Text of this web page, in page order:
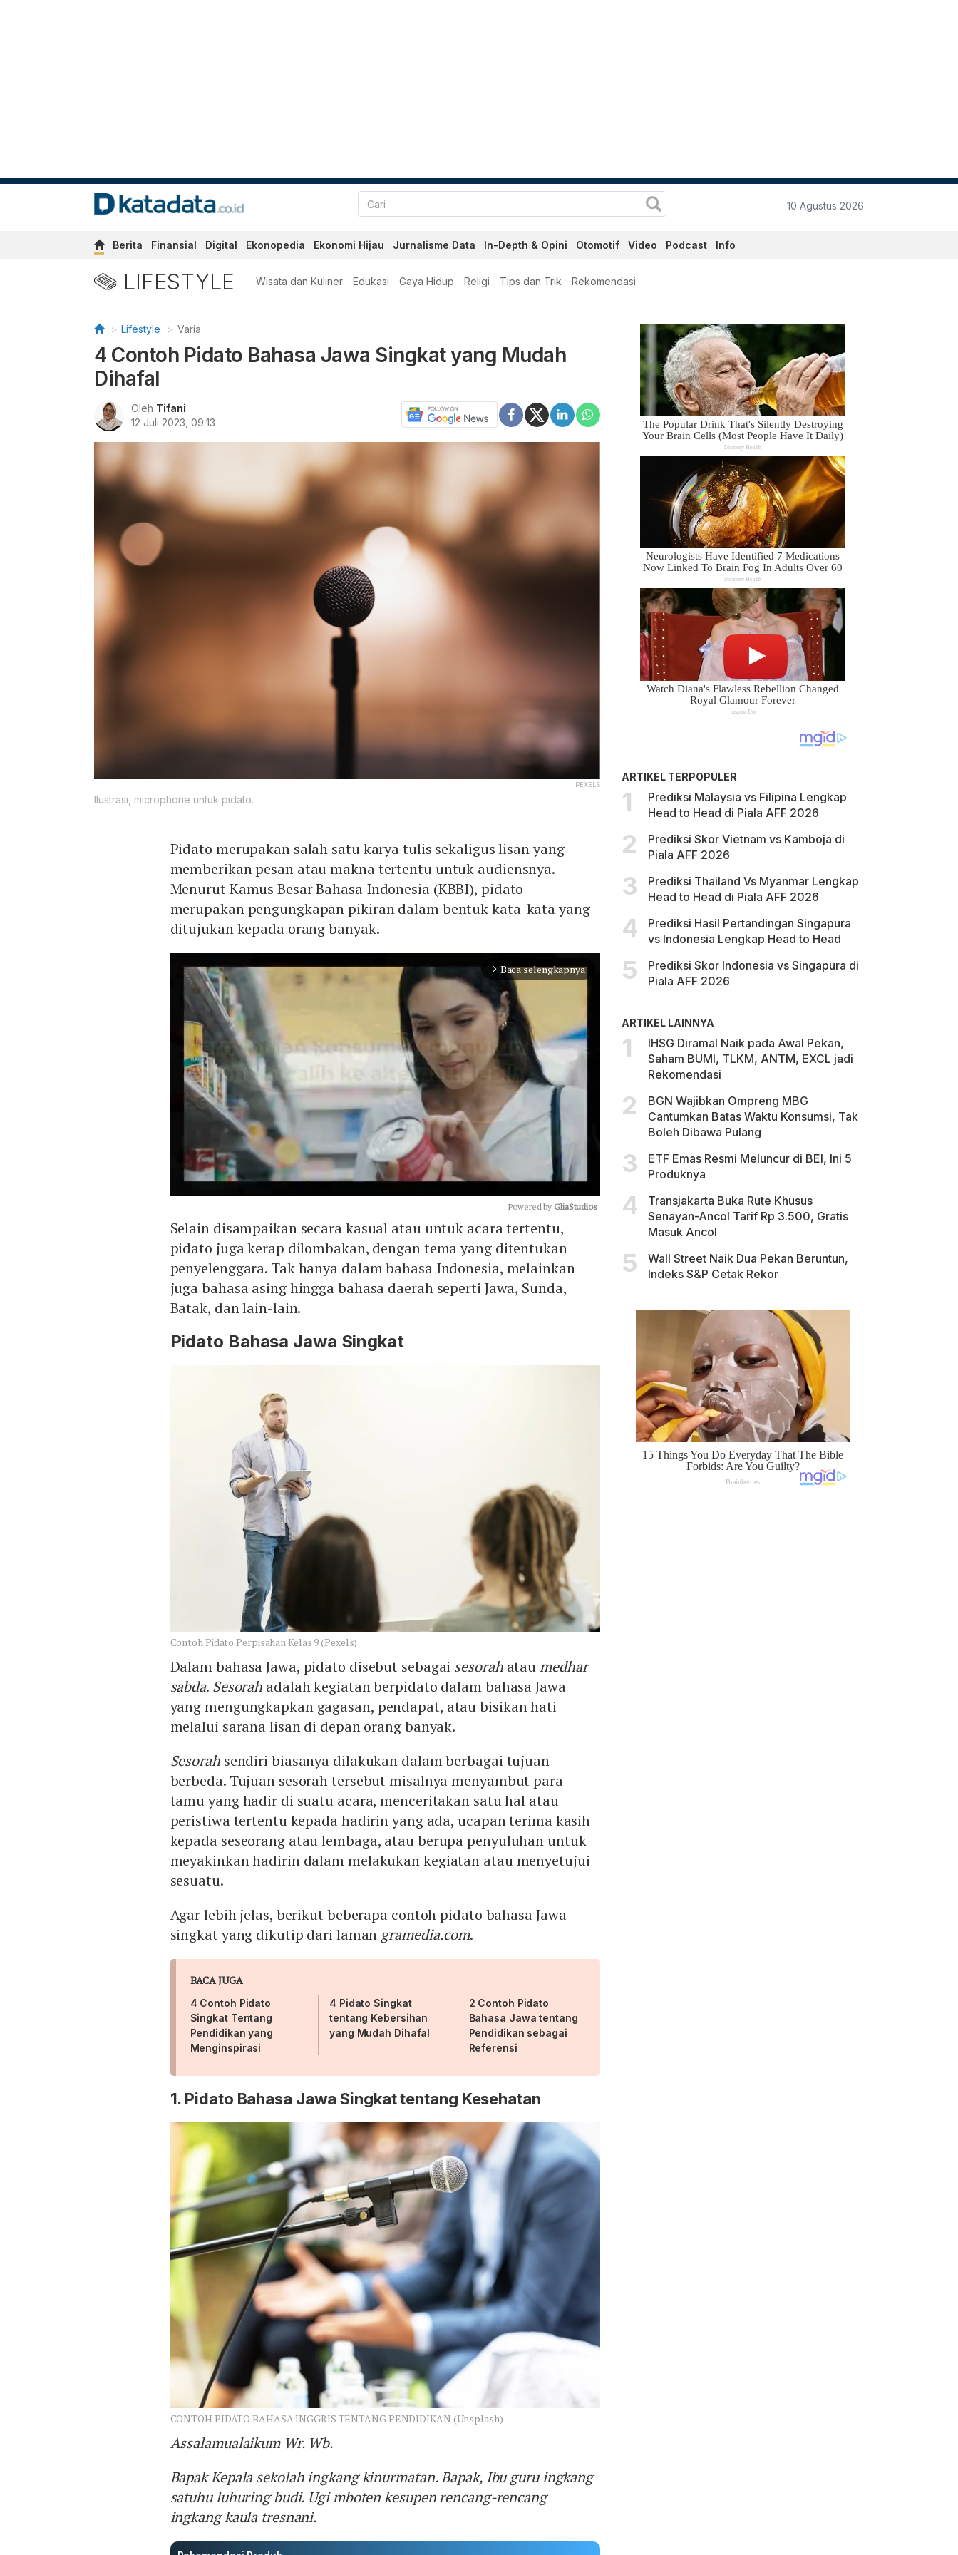
10 Agustus 2026
Berita Finansial Digital Ekonopedia Ekonomi Hijau Jurnalisme Data In-Depth & Opini Otomotif Video Podcast Info
LIFESTYLE Wisata dan Kuliner Edukasi Gaya Hidup Religi Tips dan Trik Rekomendasi
Lifestyle Varia
4 Contoh Pidato Bahasa Jawa Singkat yang Mudah
Dihafal
Oleh Tifani
12 Juli 2023, 09:13
PEXELS
Ilustrasi, microphone untuk pidato.
Pidato merupakan salah satu karya tulis sekaligus lisan yang
memberikan pesan atau makna tertentu untuk audiensnya.
Menurut Kamus Besar Bahasa Indonesia (KBBI), pidato
merupakan pengungkapan pikiran dalam bentuk kata-kata yang
ditujukan kepada orang banyak.
arrow_forward_ios Baca selengkapnya
Mute
Powered by GliaStudios
Selain disampaikan secara kasual atau untuk acara tertentu,
pidato juga kerap dilombakan, dengan tema yang ditentukan
penyelenggara. Tak hanya dalam bahasa Indonesia, melainkan
juga bahasa asing hingga bahasa daerah seperti Jawa, Sunda,
Batak, dan lain-lain.
Pidato Bahasa Jawa Singkat
Contoh Pidato Perpisahan Kelas 9 (Pexels)
Dalam bahasa Jawa, pidato disebut sebagai sesorahataumedhar
sabda. Sesorah adalah kegiatan berpidato dalam bahasa Jawa
yang mengungkapkan gagasan, pendapat, atau bisikan hati
melalui sarana lisan di depan orang banyak.
Sesorahsendiri biasanya dilakukan dalam berbagai tujuan
berbeda. Tujuan sesorah tersebut misalnya menyambut para
tamu yang hadir di suatu acara, menceritakan satu hal atau
peristiwa tertentu kepada hadirin yang ada, ucapan terima kasih
kepada seseorang atau lembaga, atau berupa penyuluhan untuk
meyakinkan hadirin dalam melakukan kegiatan atau menyetujui
sesuatu.
Agar lebih jelas, berikut beberapa contoh pidato bahasa Jawa
singkat yang dikutip dari laman gramedia.com.
BACA JUGA
4 Contoh Pidato
Singkat Tentang
Pendidikan yang
Menginspirasi
4 Pidato Singkat
tentang Kebersihan
yang Mudah Dihafal
2 Contoh Pidato
Bahasa Jawa tentang
Pendidikan sebagai
Referensi
1. Pidato Bahasa Jawa Singkat tentang Kesehatan
CONTOH PIDATO BAHASA INGGRIS TENTANG PENDIDIKAN (Unsplash)
Assalamualaikum Wr. Wb.
Bapak Kepala sekolah ingkang kinurmatan. Bapak, Ibu guru ingkang
satuhu luhuring budi. Ugi mboten kesupen rencang-rencang
ingkang kaula tresnani.
ARTIKEL TERPOPULER
Prediksi Malaysia vs Filipina Lengkap
Head to Head di Piala AFF 2026
Prediksi Skor Vietnam vs Kamboja di
Piala AFF 2026
Prediksi Thailand Vs Myanmar Lengkap
Head to Head di Piala AFF 2026
Prediksi Hasil Pertandingan Singapura
vs Indonesia Lengkap Head to Head
Prediksi Skor Indonesia vs Singapura di
Piala AFF 2026
ARTIKEL LAINNYA
IHSG Diramal Naik pada Awal Pekan,
Saham BUMI, TLKM, ANTM, EXCL jadi
Rekomendasi
BGN Wajibkan Ompreng MBG
Cantumkan Batas Waktu Konsumsi, Tak
Boleh Dibawa Pulang
ETF Emas Resmi Meluncur di BEI, Ini 5
Produknya
Transjakarta Buka Rute Khusus
Senayan-Ancol Tarif Rp 3.500, Gratis
Masuk Ancol
Wall Street Naik Dua Pekan Beruntun,
Indeks S&P Cetak Rekor